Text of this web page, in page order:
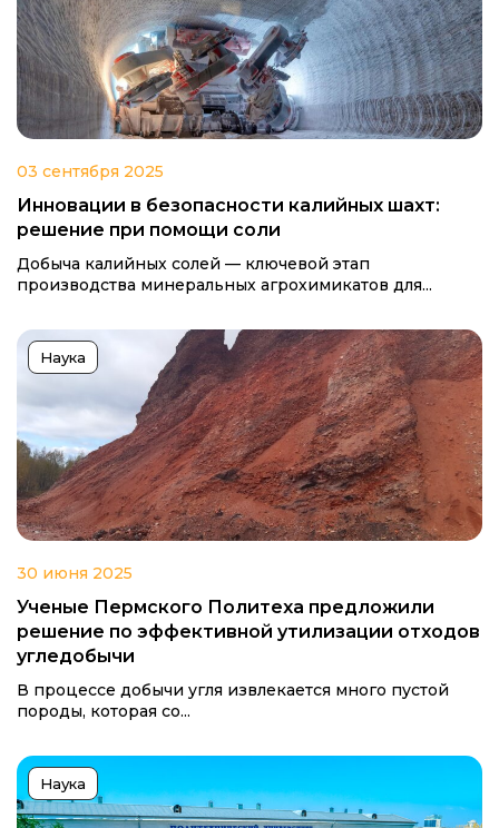
03 сентября 2025
Инновации в безопасности калийных шахт:
решение при помощи соли
Добыча калийных солей — ключевой этап
производства минеральных агрохимикатов для...
Наука
30 июня 2025
Ученые Пермского Политеха предложили
решение по эффективной утилизации отходов
угледобычи
В процессе добычи угля извлекается много пустой
породы, которая со...
Наука